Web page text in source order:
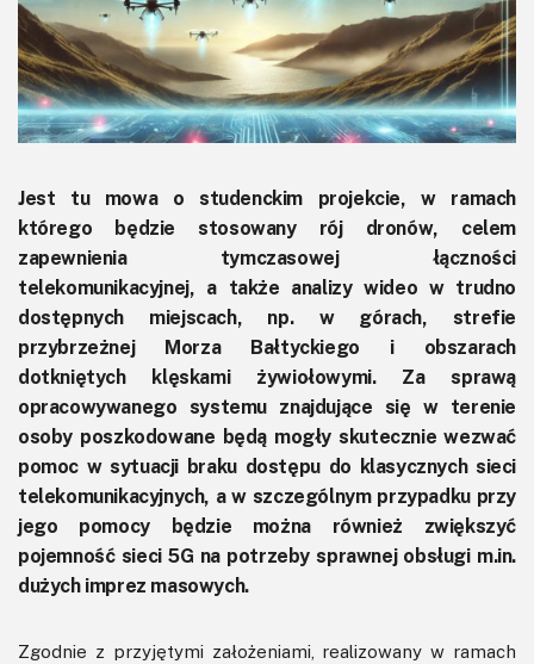
Archiwum
Do pobrania
Jest tu mowa o studenckim projekcie, w ramach
którego będzie stosowany rój dronów, celem
zapewnienia tymczasowej łączności
telekomunikacyjnej, a także analizy wideo w trudno
dostępnych miejscach, np. w górach, strefie
przybrzeżnej Morza Bałtyckiego i obszarach
dotkniętych klęskami żywiołowymi. Za sprawą
opracowywanego systemu znajdujące się w terenie
osoby poszkodowane będą mogły skutecznie wezwać
pomoc w sytuacji braku dostępu do klasycznych sieci
telekomunikacyjnych, a w szczególnym przypadku przy
jego pomocy będzie można również zwiększyć
pojemność sieci 5G na potrzeby sprawnej obsługi m.in.
dużych imprez masowych.
Zgodnie z przyjętymi założeniami, realizowany w ramach